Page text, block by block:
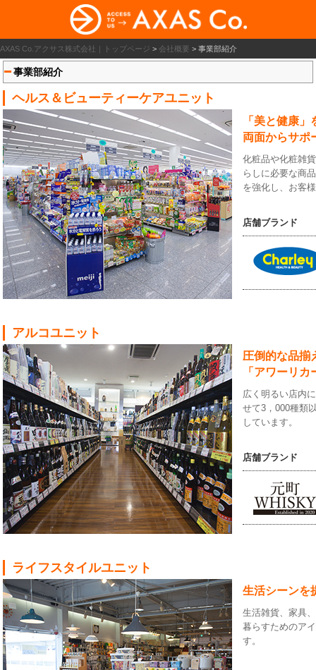
AXAS Co.アクサス株式会社｜トップページ > 会社概要 > 事業部紹介
事業部紹介
ヘルス＆ビューティーケアユニット
「美と健康
両面からサポ
化粧品や化粧雑
らしに必要な商
を強化し、お客
店舗ブランド
アルコユニット
圧倒的な品揃
「アワーリカ
広く明るい店内
せて3，000種類
しています。
店舗ブランド
ライフスタイルユニット
生活シーンを
生活雑貨、家具
暮らすためのア
す。